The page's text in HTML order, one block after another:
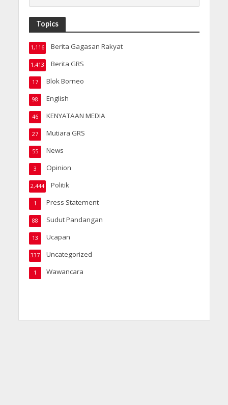
Topics
Berita Gagasan Rakyat
1,116
Berita GRS
1,413
Blok Borneo
17
English
98
KENYATAAN MEDIA
46
Mutiara GRS
27
News
55
Opinion
3
Politik
2,444
Press Statement
1
Sudut Pandangan
88
Ucapan
13
Uncategorized
337
Wawancara
1